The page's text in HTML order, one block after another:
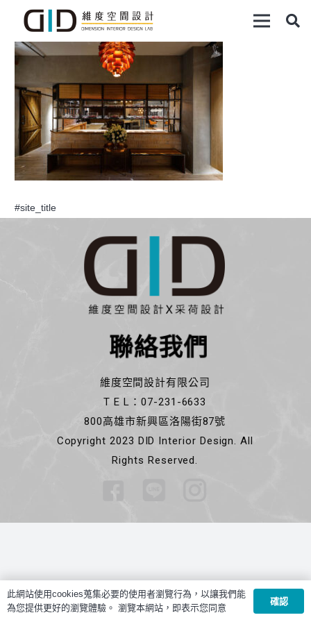
#site_title
聯絡我們
維度空間設計有限公司
T E L：07-231-6633
800高雄市新興區洛陽街87號
Copyright 2023 DID Interior Design. All
Rights Reserved.
此網站使用cookies蒐集必要的使用者瀏覽行為，以讓我們能
為您提供更好的瀏覽體驗。 瀏覽本網站，即表示您同意
確認